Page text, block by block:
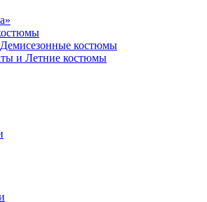
костюмы
и Летние костюмы